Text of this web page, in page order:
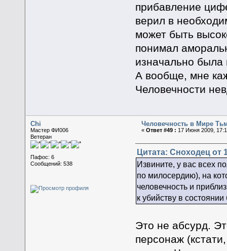
прибавление
верил в
может быть
понимал
изначально была
А вообще, мне
Человечности
Chi
Мастер ФИ006
Ветеран
Пафос: 6
Сообщений: 538
Человечность в Мире
«Ответ #49 : 17 Июня 2009,
Цитата: Сноходец от
Извините, у вас всех
по милосердию), на
человечность и
к убийству в
Это не абсурд.
персонаж